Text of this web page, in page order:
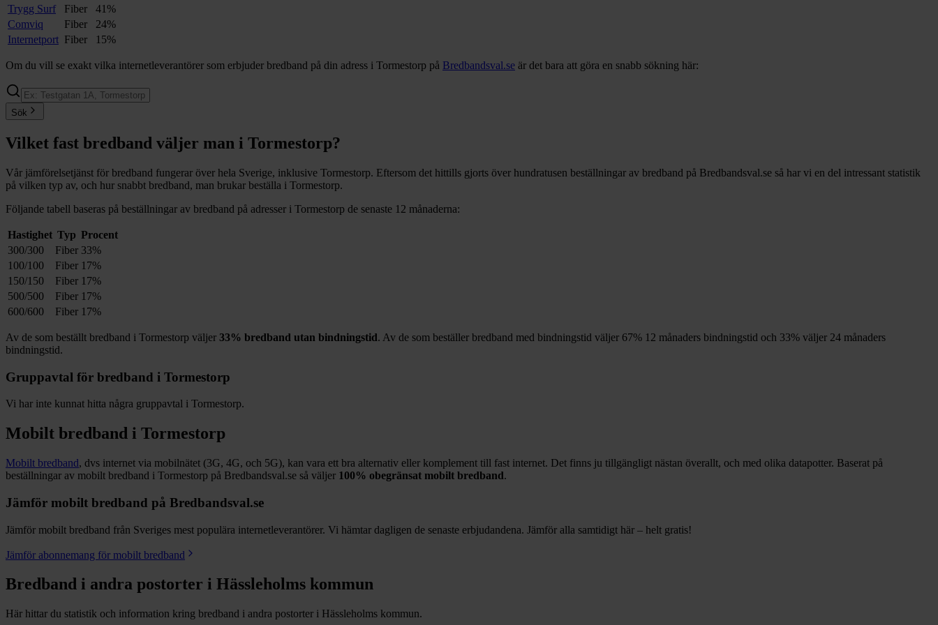
Trygg Surf
Fiber
41%
Comviq
Fiber
24%
Internetport Fiber 15%
Om du vill se exakt vilka internetleverantörer som erbjuder bredband på din adress i Tormestorp på Bredbandsval.se är det bara att göra en snabb sökning här:
Sök
Vilket fast bredband väljer man i Tormestorp?
Vår jämförelsetjänst för bredband fungerar över hela Sverige, inklusive Tormestorp. Eftersom det hittills gjorts över hundratusen beställningar av bredband på Bredbandsval.se så har vi en del intressant statistik
på vilken typ av, och hur snabbt bredband, man brukar beställa i Tormestorp.
Följande tabell baseras på beställningar av bredband på adresser i Tormestorp de senaste 12 månaderna:
Hastighet Typ Procent
300/300
Fiber 33%
100/100
Fiber 17%
150/150
Fiber 17%
500/500
Fiber 17%
600/600
Fiber 17%
Av de som beställt bredband i Tormestorp väljer 33% bredband utan bindningstid. Av de som beställer bredband med bindningstid väljer 67% 12 månaders bindningstid och 33% väljer 24 månaders
bindningstid.
Gruppavtal för bredband i Tormestorp
Vi har inte kunnat hitta några gruppavtal i Tormestorp.
Mobilt bredband i Tormestorp
Mobilt bredband, dvs internet via mobilnätet (3G, 4G, och 5G), kan vara ett bra alternativ eller komplement till fast internet. Det finns ju tillgängligt nästan överallt, och med olika datapotter. Baserat på
beställningar av mobilt bredband i Tormestorp på Bredbandsval.se så väljer 100% obegränsat mobilt bredband.
Jämför mobilt bredband på Bredbandsval.se
Jämför mobilt bredband från Sveriges mest populära internetleverantörer. Vi hämtar dagligen de senaste erbjudandena. Jämför alla samtidigt här – helt gratis!
Jämför abonnemang för mobilt bredband
Bredband i andra postorter i Hässleholms kommun
Här hittar du statistik och information kring bredband i andra postorter i Hässleholms kommun.